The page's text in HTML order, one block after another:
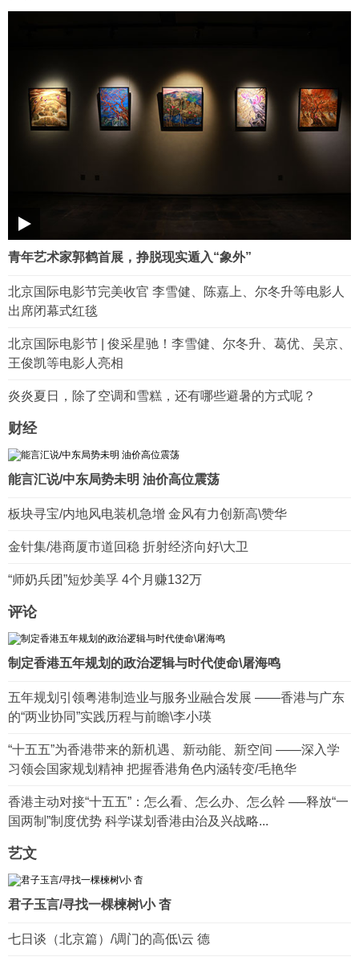
青年艺术家郭鹤首展，挣脱现实遁入“象外”
北京国际电影节完美收官 李雪健、陈嘉上、尔冬升等电影人
出席闭幕式红毯
北京国际电影节 | 俊采星驰！李雪健、尔冬升、葛优、吴京、
王俊凯等电影人亮相
炎炎夏日，除了空调和雪糕，还有哪些避暑的方式呢？
财经
能言汇说/中东局势未明 油价高位震荡
板块寻宝/内地风电装机急增 金风有力创新高\赞华
金针集/港商厦市道回稳 折射经济向好\大卫
“师奶兵团”短炒美孚 4个月赚132万
评论
制定香港五年规划的政治逻辑与时代使命\屠海鸣
五年规划引领粤港制造业与服务业融合发展 ——香港与广东
的“两业协同”实践历程与前瞻\李小瑛
“十五五”为香港带来的新机遇、新动能、新空间 ——深入学
习领会国家规划精神 把握香港角色内涵转变/毛艳华
香港主动对接“十五五”：怎么看、怎么办、怎么幹 ──释放“一
国两制”制度优势 科学谋划香港由治及兴战略...
艺文
君子玉言/寻找一棵楝树\小 杳
七日谈（北京篇）/调门的高低\云 德